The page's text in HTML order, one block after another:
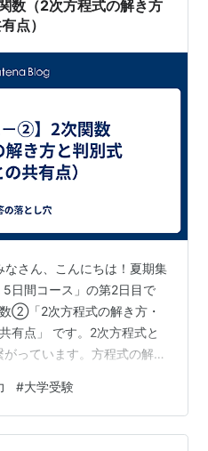
数（2次方程式の解き方
点）
さん、こんにちは！夏期集
日間コース」の第2日目で
②「2次方程式の解き方・
有点」 です。2次方程式と
っています。方程式の解き
係までを一気に整理してい
2次方程式の解き方と解の公
解く優先順位 📘 基本ルール
#大学受験